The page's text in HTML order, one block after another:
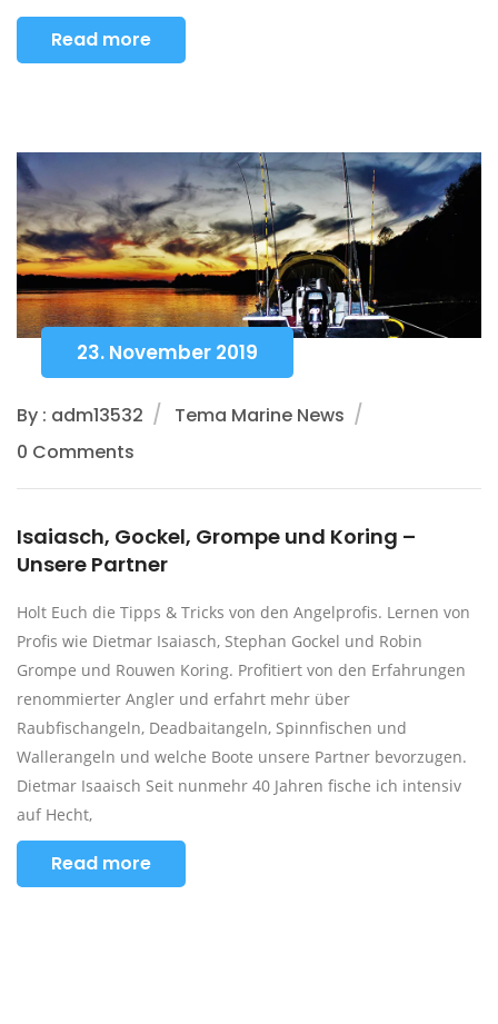
Read more
23. November 2019
By : adm13532
Tema Marine News
0 Comments
Isaiasch, Gockel, Grompe und Koring –
Unsere Partner
Holt Euch die Tipps & Tricks von den Angelprofis. Lernen von
Profis wie Dietmar Isaiasch, Stephan Gockel und Robin
Grompe und Rouwen Koring. Profitiert von den Erfahrungen
renommierter Angler und erfahrt mehr über
Raubfischangeln, Deadbaitangeln, Spinnfischen und
Wallerangeln und welche Boote unsere Partner bevorzugen.
Dietmar Isaaisch Seit nunmehr 40 Jahren fische ich intensiv
auf Hecht,
Read more